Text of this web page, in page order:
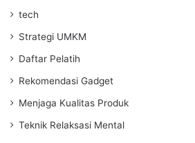
tech
Strategi UMKM
Daftar Pelatih
Rekomendasi Gadget
Menjaga Kualitas Produk
Teknik Relaksasi Mental